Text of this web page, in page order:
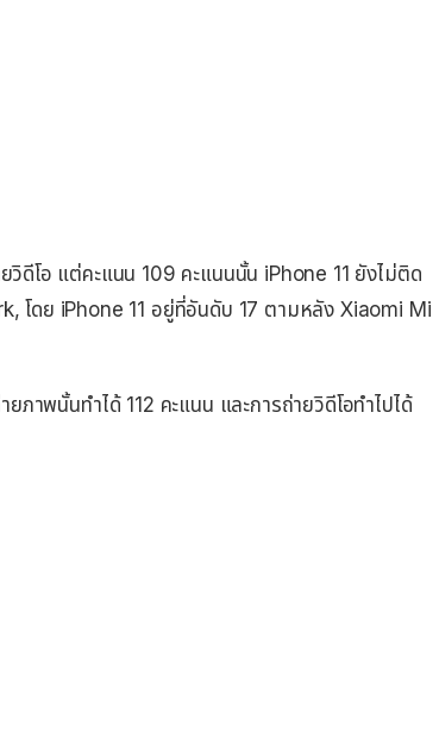
วิดีโอ แต่คะแนน 109 คะแนนนั้น iPhone 11 ยังไม่ติด
โดย iPhone 11 อยู่ที่อันดับ 17 ตามหลัง Xiaomi Mi
ภาพนั้นทำได้ 112 คะแนน และการถ่ายวิดีโอทำไปได้